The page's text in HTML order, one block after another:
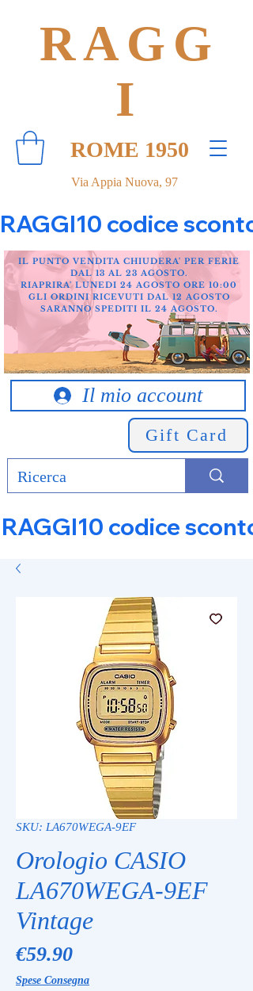
Via Appia Nuova, 97
RAGG
I
ROME 1950
RAGGI10 codice
Il mio account
Gift Card
IL PUNTO VENDITA CHIUDERA' PER FERIE
DAL 13 AL 23 AGOSTO.
RIAPRIRA' LUNEDI 24 AGOSTO ORE 10:00
GLI ORDINI RICEVUTI DAL 12 AGOSTO
SARANNO SPEDITI IL 24 AGOSTO.
RAGGI10 codice
SKU: LA670WEGA-9EF
Orologio CASIO
LA670WEGA-9EF
Vintage
€59.90Price
Spese Consegna